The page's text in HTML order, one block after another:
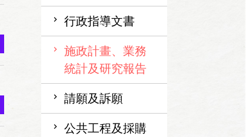
行政指導文書
施政計畫、業務
統計及研究報告
請願及訴願
公共工程及採購